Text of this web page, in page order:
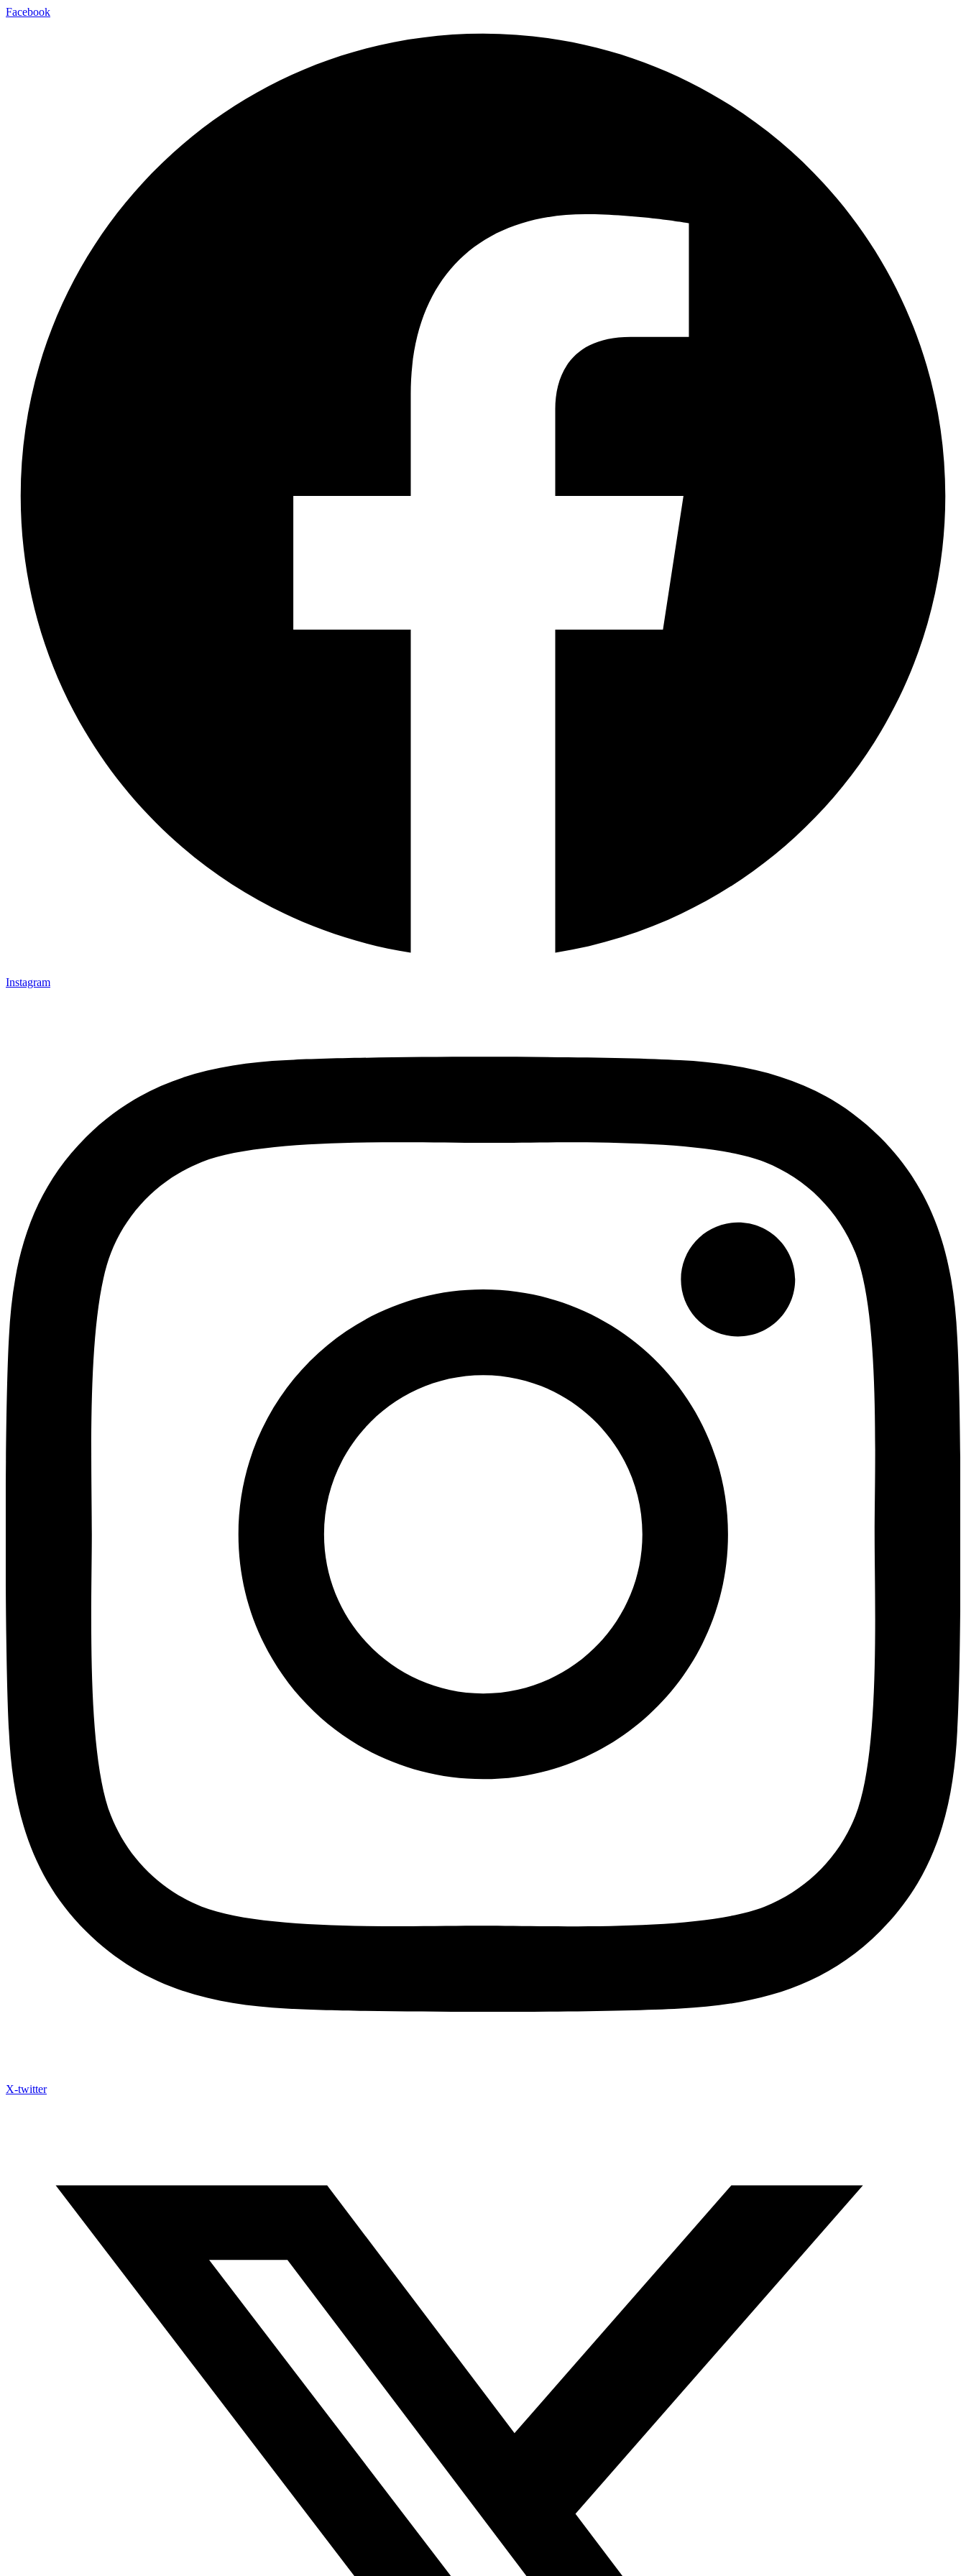
Facebook
Instagram
X-twitter